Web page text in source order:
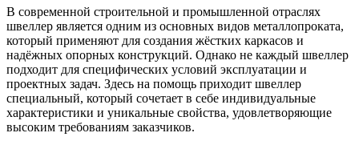
Трубы
нержавеющие
электросварные
AISI
Трубы
нержавеющие
перфорированные
Трубы
нержавеющие
Труба
алюминиевая
Уголок
алюминиевый
Фольга
алюминиевая
Чушка
алюминиевая
Швеллер
Фланцы
стальные
Заглушки
стальные
Тройники
стальные
Хомуты
стальные
Крепеж
В современной строительной и промышленной отраслях
швеллер является одним из основных видов металлопроката,
который применяют для создания жёстких каркасов и
надёжных опорных конструкций. Однако не каждый швеллер
подходит для специфических условий эксплуатации и
проектных задач. Здесь на помощь приходит швеллер
специальный, который сочетает в себе индивидуальные
характеристики и уникальные свойства, удовлетворяющие
высоким требованиям заказчиков.